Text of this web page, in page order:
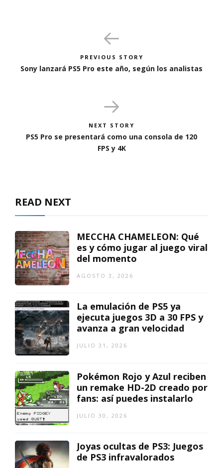
PREVIOUS STORY
Sony lanzará PS5 Pro este año, según los analistas
NEXT STORY
PS5 Pro se presentará como una consola de 120
FPS y 4K
READ NEXT
MECCHA CHAMELEON: Qué
es y cómo jugar al juego viral
del momento
AGOSTO 3, 2026
La emulación de PS5 ya
ejecuta juegos 3D a 30 FPS y
avanza a gran velocidad
JULIO 31, 2026
Pokémon Rojo y Azul reciben
un remake HD-2D creado por
fans: así puedes instalarlo
JULIO 30, 2026
Joyas ocultas de PS3: Juegos
de PS3 infravalorados